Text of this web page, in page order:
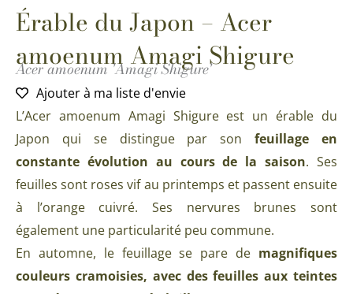
Érable du Japon – Acer
amoenum Amagi Shigure
Acer amoenum 'Amagi Shigure'
Ajouter à ma liste d'envie
L’Acer amoenum Amagi Shigure est un érable du
Japon qui se distingue par sonfeuillage en
constante évolution au cours de la saison. Ses
feuilles sont roses vif au printemps et passent ensuite
à l’orange cuivré. Ses nervures brunes sont
également une particularité peu commune.
En automne, le feuillage se pare de magnifiques
couleurs cramoisies, avec des feuilles aux teintes